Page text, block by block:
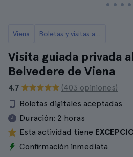
Viena Boletas y visitas al Palacio Belvedere de Viena
Visita guiada privada
Belvedere de Viena
4.7
(403 opiniones)
Boletas digitales aceptadas
Duración: 2 horas
Esta actividad tiene
Confirmación inmediata